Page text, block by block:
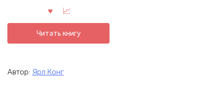
Читать книгу
Автор: Ярл Конг